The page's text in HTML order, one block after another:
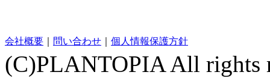
会社概要 問い合わせ 個人情報保護方針
(C)PLANTOPIA All rights